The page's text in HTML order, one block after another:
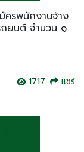
รพนักงานจ้าง
ยนต์ จำนวน ๑
1717
แชร์